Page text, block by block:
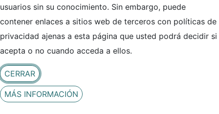
Contacto
usuarios sin su conocimiento. Sin embargo, puede
contener enlaces a sitios web de terceros con políticas de
privacidad ajenas a esta página que usted podrá decidir si
acepta o no cuando acceda a ellos.
CERRAR
MÁS INFORMACIÓN